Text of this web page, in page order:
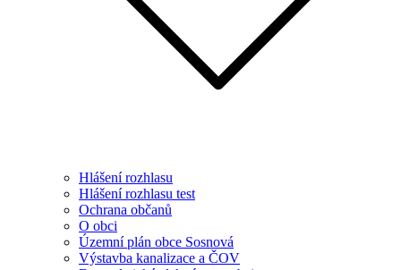
Hlášení rozhlasu
Hlášení rozhlasu test
Ochrana občanů
O obci
Územní plán obce Sosnová
Výstavba kanalizace a ČOV